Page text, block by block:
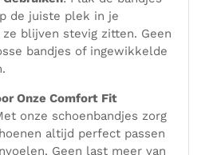
de juiste plek in je
ze blijven stevig zitten. Geen
bandjes of ingewikkelde
Onze Comfort Fit
onze schoenbandjes zorg
altijd perfect passen
Geen last meer van